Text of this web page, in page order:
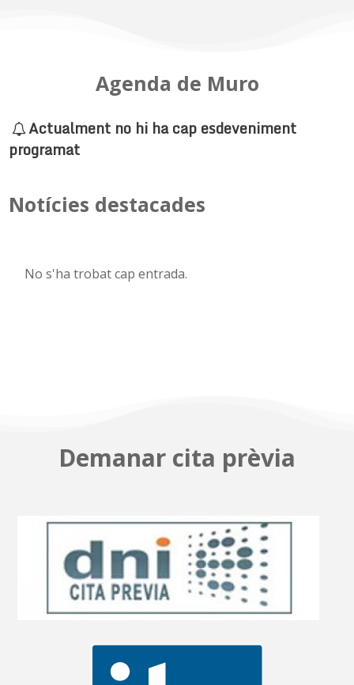
Agenda de Muro
Actualment no hi ha cap esdeveniment
programat
Notícies destacades
No s'ha trobat cap entrada.
Demanar cita prèvia